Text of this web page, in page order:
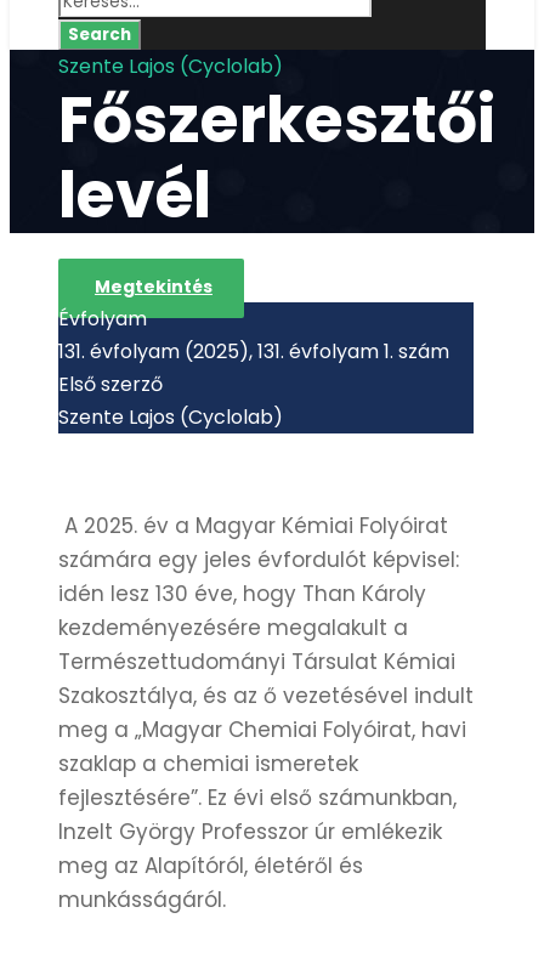
Szente Lajos (Cyclolab)
Főszerkesztői
levél
Megtekintés
Évfolyam
131. évfolyam (2025), 131. évfolyam 1. szám
Első szerző
Szente Lajos (Cyclolab)
A 2025. év a Magyar Kémiai Folyóirat
számára egy jeles évfordulót képvisel:
idén lesz 130 éve, hogy Than Károly
kezdeményezésére megalakult a
Természettudományi Társulat Kémiai
Szakosztálya, és az ő vezetésével indult
meg a „Magyar Chemiai Folyóirat, havi
szaklap a chemiai ismeretek
fejlesztésére”. Ez évi első számunkban,
Inzelt György Professzor úr emlékezik
meg az Alapítóról, életéről és
munkásságáról.